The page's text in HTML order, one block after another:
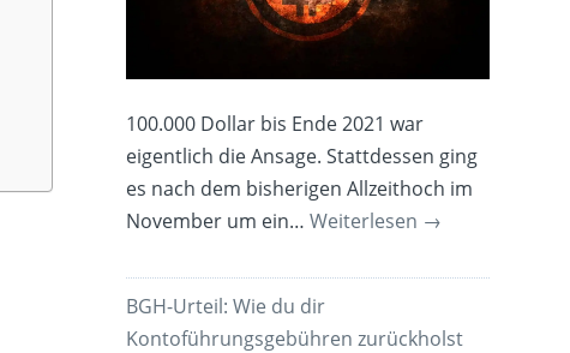
100.000 Dollar bis Ende 2021 war
eigentlich die Ansage. Stattdessen ging
es nach dem bisherigen Allzeithoch im
November um ein…Weiterlesen →
BGH-Urteil: Wie du dir
Kontoführungsgebühren zurückholst